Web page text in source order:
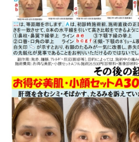
得な美肌・小顔セットＡ」の
められることが判明しました
と画像診断は別途3,300円かか
望される場合には、予約の備
水・日曜日限定の「お得な美
ス」及び「レーザートーニン
導入」を追加できるようにし
２００円、２種類で４４００
ためにメニューを作りました